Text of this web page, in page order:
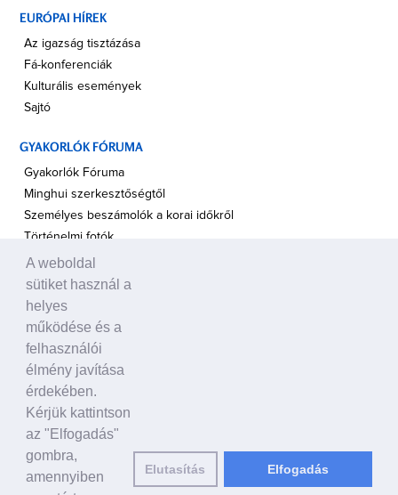
EURÓPAI HÍREK
Az igazság tisztázása
Fá-konferenciák
Kulturális események
Sajtó
GYAKORLÓK FÓRUMA
Gyakorlók Fóruma
Minghui szerkesztőségtől
Személyes beszámolók a korai időkről
Történelmi fotók
A TÁMOGATÁS HANGJA
Politikusok
Civil szervezetek, ENSZ
Egyéb
A VILÁG HÍREI
HAGYOMÁNYOS KÍNAI KULTÚRA
Ősi történetek
Történelmi személyek
A weboldal
sütiket használ a
helyes
működése és a
felhasználói
élmény javítása
érdekében.
Kérjük kattintson
az "Elfogadás"
gombra,
amennyiben
Elutasítás Elfogadás